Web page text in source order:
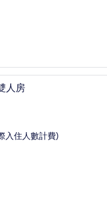
床墊、免費迷你吧203 陽台鞦韆海景
人房
入住人數計費)